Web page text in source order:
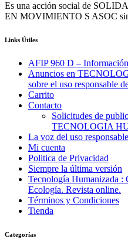
Es una acción social de
EN MOVIMIENTO S ASOC
Links Útiles
AFIP 960 D –
Anuncios en
sobre el uso responsable
Carrito
Contacto
Solicitudes de
TECNOLOGIA
La voz del uso
Mi cuenta
Politica de Privacidad
Siempre la última versión
Tecnología Humanizada :
Ecología. Revista online.
Términos y Condiciones
Tienda
Categorías